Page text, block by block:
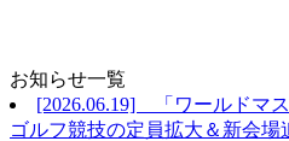
お知らせ一覧
[2026.06.19] 「ワールドマ
ゴルフ競技の定員拡大＆新会場